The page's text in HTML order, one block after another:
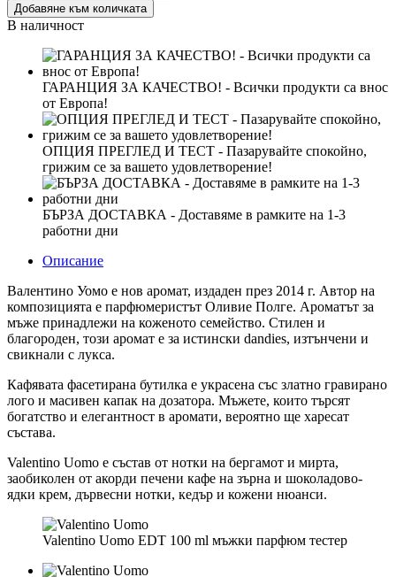
Добавяне към количката
В наличност
ГАРАНЦИЯ ЗА КАЧЕСТВО! - Всички продукти са внос
от Европа!
ОПЦИЯ ПРЕГЛЕД И ТЕСТ - Пазарувайте спокойно,
грижим се за вашето удовлетворение!
БЪРЗА ДОСТАВКА - Доставяме в рамките на 1-3
работни дни
Описание
Валентино Уомо е нов аромат, издаден през 2014 г. Автор на
композицията е парфюмеристът Оливие Полге. Ароматът за
мъже принадлежи на коженото семейство. Стилен и
благороден, този аромат е за истински dandies, изтънчени и
свикнали с лукса.
Кафявата фасетирана бутилка е украсена със златно гравирано
лого и масивен капак на дозатора. Мъжете, които търсят
богатство и елегантност в аромати, вероятно ще харесат
състава.
Valentino Uomo е състав от нотки на бергамот и мирта,
заобиколен от акорди печени кафе на зърна и шоколадово-
ядки крем, дървесни нотки, кедър и кожени нюанси.
Valentino Uomo EDT 100 ml мъжки парфюм тестер